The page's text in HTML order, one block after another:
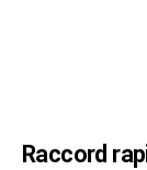
Raccord